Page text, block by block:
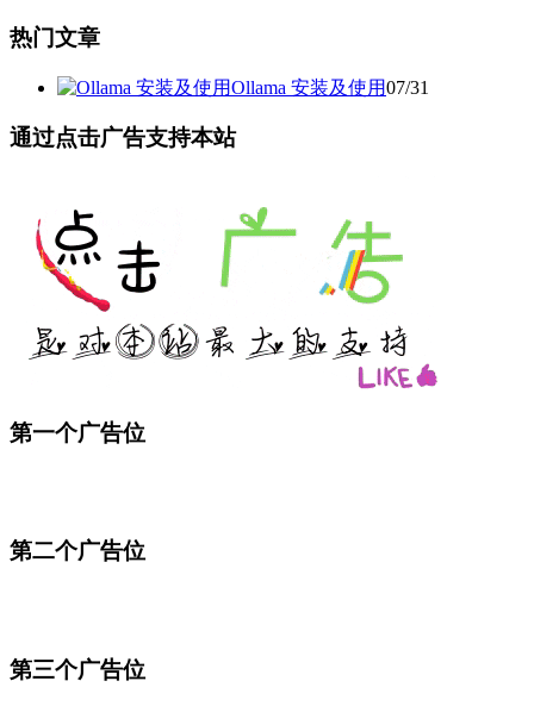
热门文章
Ollama 安装及使用07/31
通过点击广告支持本站
第一个广告位
第二个广告位
第三个广告位